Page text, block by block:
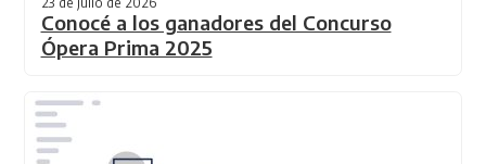
Conocé a los ganadores del Concurso
Ópera Prima 2025